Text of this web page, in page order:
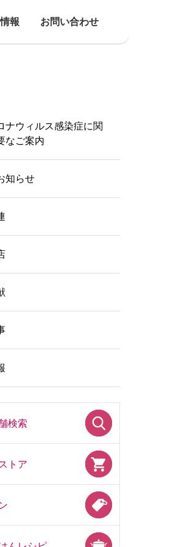
報 お問い合わせ
ナウィルス感染症に関
なご案内
知らせ
検索
トア